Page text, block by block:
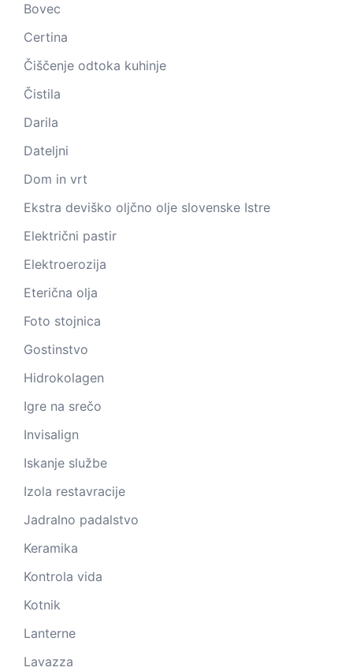
Bovec
Certina
Čiščenje odtoka kuhinje
Čistila
Darila
Dateljni
Dom in vrt
Ekstra deviško oljčno olje slovenske Istre
Električni pastir
Elektroerozija
Eterična olja
Foto stojnica
Gostinstvo
Hidrokolagen
Igre na srečo
Invisalign
Iskanje službe
Izola restavracije
Jadralno padalstvo
Keramika
Kontrola vida
Kotnik
Lanterne
Lavazza